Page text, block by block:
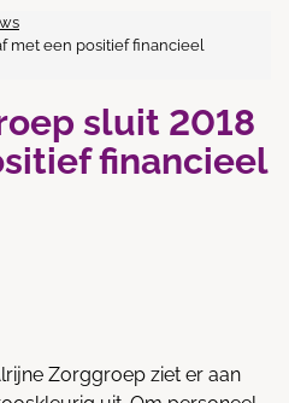
met een positief financieel
sluit 2018
financieel
Zorggroep ziet er aan